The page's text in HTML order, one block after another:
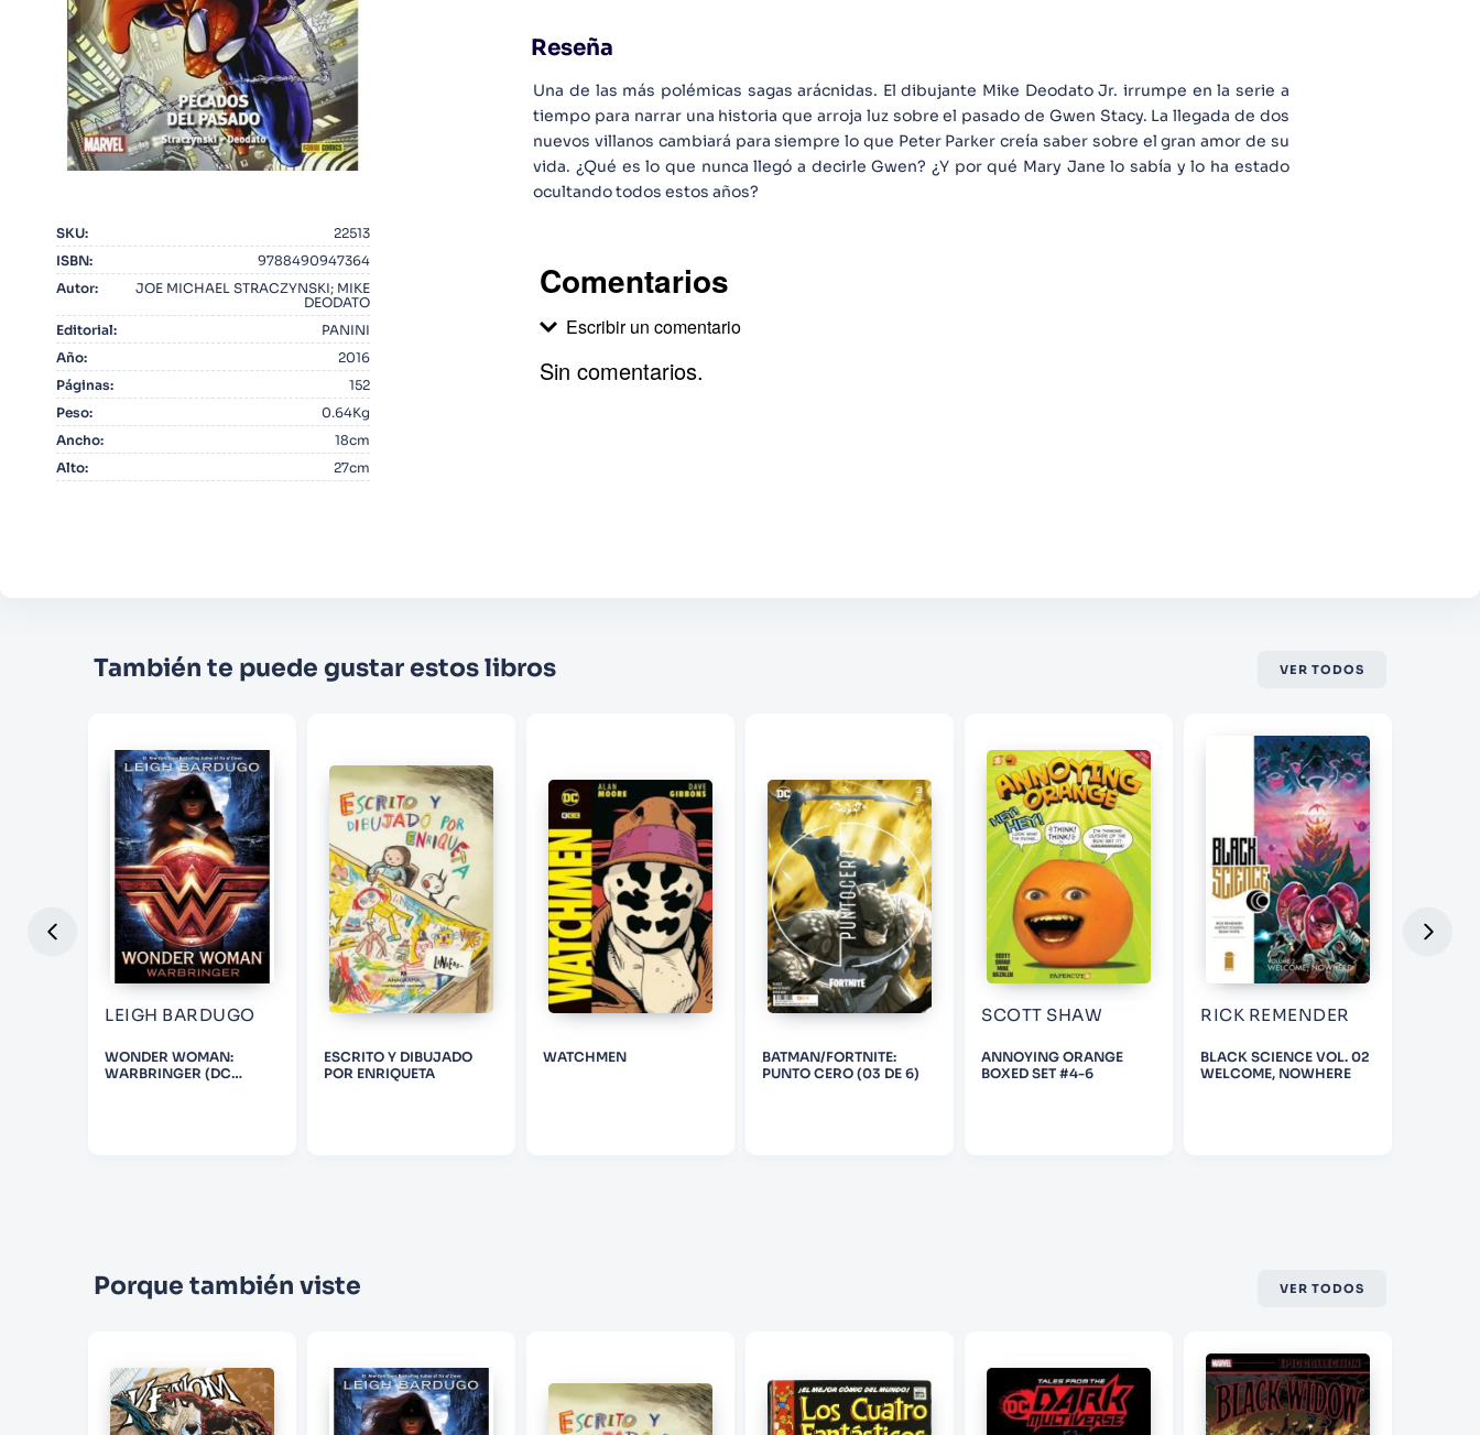
SKU:
22513
ISBN:
9788490947364
Autor:
JOE MICHAEL STRACZYNSKI; MIKE
DEODATO
Editorial:
PANINI
Año:
2016
Páginas:
152
Peso:
0.64Kg
Ancho:
18cm
Alto: 27cm
Reseña
Una de las más polémicas sagas arácnidas. El dibujante Mike Deodato Jr. irrumpe en la serie a
tiempo para narrar una historia que arroja luz sobre el pasado de Gwen Stacy. La llegada de dos
nuevos villanos cambiará para siempre lo que Peter Parker creía saber sobre el gran amor de su
vida. ¿Qué es lo que nunca llegó a decirle Gwen? ¿Y por qué Mary Jane lo sabía y lo ha estado
ocultando todos estos años?
Comentarios
Escribir un comentario
Escribir comentario
ENVIAR COMENTARIO
Sin comentarios.
También te puede gustar estos libros VER TODOS
LEIGH BARDUGO
WONDER WOMAN:
WARBRINGER (DC
ESCRITO Y DIBUJADO
POR ENRIQUETA
WATCHMEN
BATMAN/FORTNITE:
PUNTO CERO (03 DE 6)
SCOTT SHAW
ANNOYING ORANGE
BOXED SET #4-6
RICK REMENDER
BLACK SCIENCE VOL. 02
WELCOME, NOWHERE
Porque también viste VER TODOS